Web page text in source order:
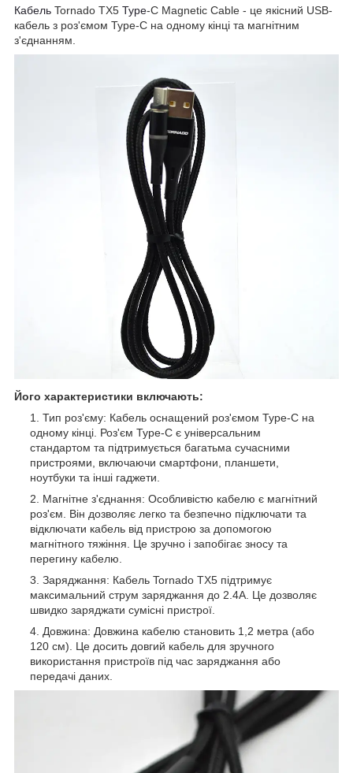
Кабель Tornado TX5 Type-C Magnetic Cable - це якісний USB-
кабель з роз'ємом Type-C на одному кінці та магнітним
з'єднанням.
Його характеристики включають:
Тип роз'єму: Кабель оснащений роз'ємом Type-C на
одному кінці. Роз'єм Type-C є універсальним
стандартом та підтримується багатьма сучасними
пристроями, включаючи смартфони, планшети,
ноутбуки та інші гаджети.
Магнітне з'єднання: Особливістю кабелю є магнітний
роз'єм. Він дозволяє легко та безпечно підключати та
відключати кабель від пристрою за допомогою
магнітного тяжіння. Це зручно і запобігає зносу та
перегину кабелю.
Заряджання: Кабель Tornado TX5 підтримує
максимальний струм заряджання до 2.4A. Це дозволяє
швидко заряджати сумісні пристрої.
Довжина: Довжина кабелю становить 1,2 метра (або
120 см). Це досить довгий кабель для зручного
використання пристроїв під час заряджання або
передачі даних.